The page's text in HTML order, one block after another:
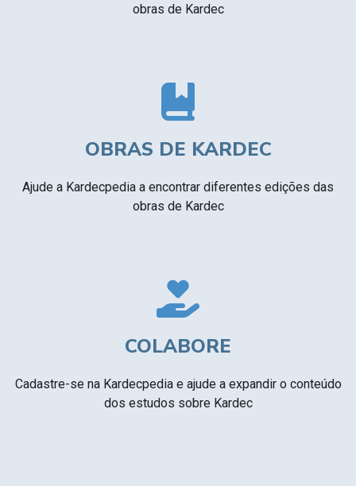
obras de Kardec
OBRAS DE KARDEC
Ajude a Kardecpedia a encontrar diferentes edições das
obras de Kardec
COLABORE
Cadastre-se na Kardecpedia e ajude a expandir o conteúdo
dos estudos sobre Kardec